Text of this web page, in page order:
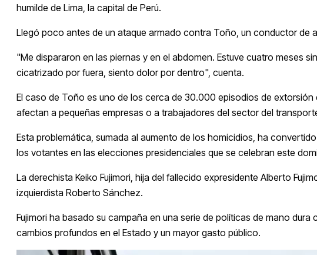
humilde de Lima, la capital de Perú.
Llegó poco antes de un ataque armado contra Toño, un conductor de
"Me dispararon en las piernas y en el abdomen. Estuve cuatro meses
cicatrizado por fuera, siento dolor por dentro", cuenta.
El caso de Toño es uno de los cerca de 30.000 episodios de
afectan a pequeñas empresas o a trabajadores del sector del
Esta problemática, sumada al aumento de los homicidios, ha
los votantes en las elecciones presidenciales que se celebran este
La derechista Keiko Fujimori, hija del fallecido expresidente Alberto
izquierdista Roberto Sánchez.
Fujimori ha basado su campaña en una serie de políticas de mano
cambios profundos en el Estado y un mayor gasto público.